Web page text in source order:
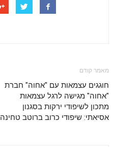
מאמר קודם
חוגגים עצמאות עם "אחוה" חברת
"אחוה" מגישה לרגל עצמאות
מתכון לשיפודי ירקות בסגנון
אסיאתי: שיפודי כרוב ברוטב טחינה